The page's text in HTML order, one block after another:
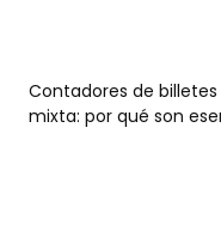
Contadores de
mixta: por qué son